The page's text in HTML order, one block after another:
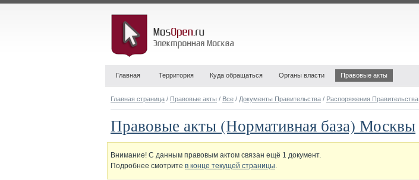
Главная Территория Куда обращаться Органы власти Правовые акты
Главная страница / Правовые акты / Все / Документы Правительства / Распоряжения Правительства
Правовые акты (Нормативная база) Москвы
Внимание! С данным правовым актом связан ещё 1 документ.
Подробнее смотрите в конце текущей страницы.